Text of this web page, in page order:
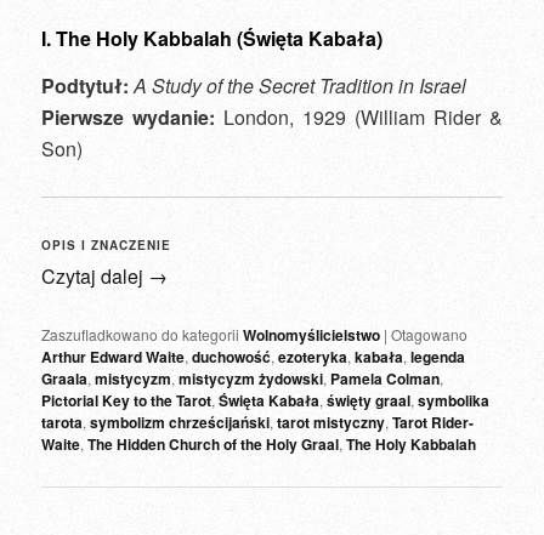
I. The Holy Kabbalah (Święta Kabała)
Podtytuł: A Study of the Secret Tradition in Israel
Pierwsze wydanie: London, 1929 (William Rider &
Son)
OPIS I ZNACZENIE
Czytaj dalej →
Zaszufladkowano do kategorii Wolnomyślicielstwo |Otagowano
Arthur Edward Waite,duchowość,ezoteryka,kabała,legenda
Graala,mistycyzm,mistycyzm żydowski,Pamela Colman,
Pictorial Key to the Tarot,Święta Kabała,święty graal,symbolika
tarota,symbolizm chrześcijański,tarot mistyczny,Tarot Rider-
Waite,The Hidden Church of the Holy Graal,The Holy Kabbalah